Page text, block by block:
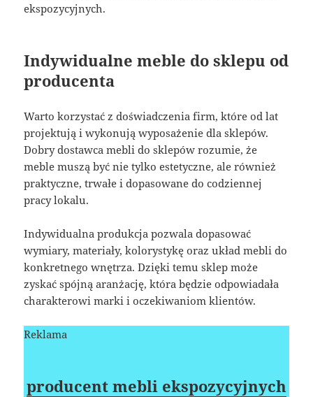
ekspozycyjnych.
Indywidualne meble do sklepu od
producenta
Warto korzystać z doświadczenia firm, które od lat
projektują i wykonują wyposażenie dla sklepów.
Dobry dostawca mebli do sklepów rozumie, że
meble muszą być nie tylko estetyczne, ale również
praktyczne, trwałe i dopasowane do codziennej
pracy lokalu.
Indywidualna produkcja pozwala dopasować
wymiary, materiały, kolorystykę oraz układ mebli do
konkretnego wnętrza. Dzięki temu sklep może
zyskać spójną aranżację, która będzie odpowiadała
charakterowi marki i oczekiwaniom klientów.
Reklama
producent mebli ekspozycyjnych